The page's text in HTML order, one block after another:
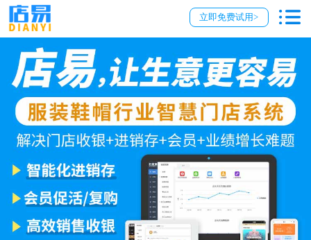
立即免费试用>